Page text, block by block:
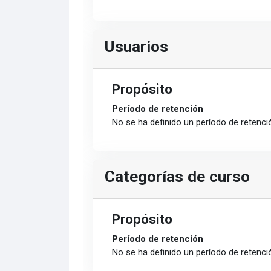
Usuarios
Propósito
Período de retención
No se ha definido un período de
Categorías de curso
Propósito
Período de retención
No se ha definido un período de